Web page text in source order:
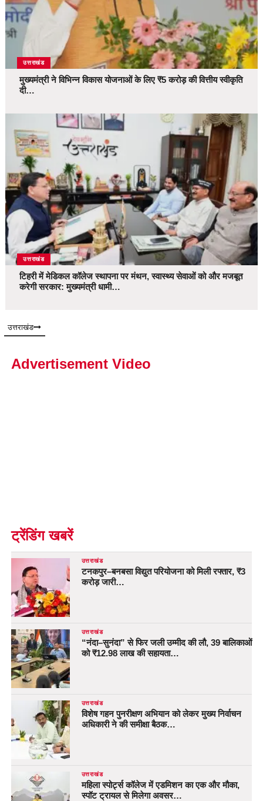
उत्तराखंड
मुख्यमंत्री ने विभिन्न विकास योजनाओं के लिए ₹5 करोड़ की वित्तीय स्वीकृति
दी…
उत्तराखंड
टिहरी में मेडिकल कॉलेज स्थापना पर मंथन, स्वास्थ्य सेवाओं को और मजबूत
करेगी सरकार: मुख्यमंत्री धामी…
उत्तराखंड
Advertisement Video
ट्रेंडिंग खबरें
उत्तराखंड
टनकपुर–बनबसा विद्युत परियोजना को मिली रफ्तार, ₹3
करोड़ जारी…
उत्तराखंड
“नंदा–सुनंदा” से फिर जली उम्मीद की लौ, 39 बालिकाओं
को ₹12.98 लाख की सहायता…
उत्तराखंड
विशेष गहन पुनरीक्षण अभियान को लेकर मुख्य निर्वाचन
अधिकारी ने की समीक्षा बैठक…
उत्तराखंड
महिला स्पोर्ट्स कॉलेज में एडमिशन का एक और मौका,
स्पॉट ट्रायल से मिलेगा अवसर…